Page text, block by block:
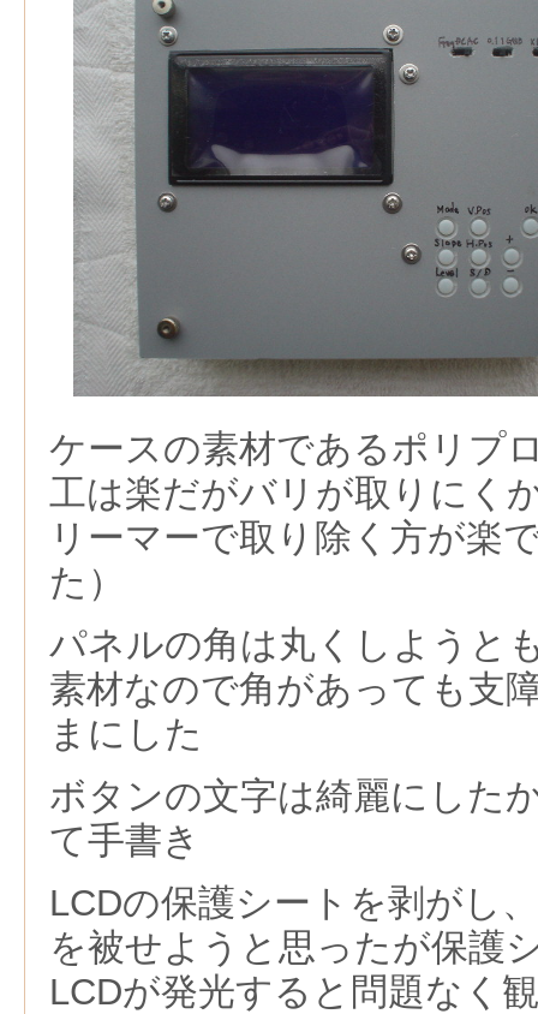
ケースの素材であるポリプ
工は楽だがバリが取りにく
リーマーで取り除く方が楽
た）
パネルの角は丸くしようと
素材なので角があっても支
まにした
ボタンの文字は綺麗にした
て手書き
LCDの保護シートを剥がし
を被せようと思ったが保護
LCDが発光すると問題なく